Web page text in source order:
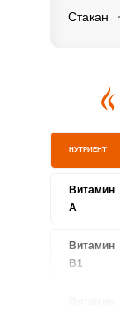
Стакан
НУТРИЕНТ
Витамин
A
Витамин
В1